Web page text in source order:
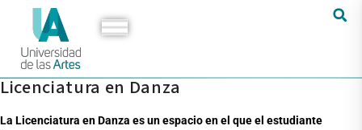
Licenciatura en Danza
La Licenciatura en Danza es un espacio en el que el estudiante